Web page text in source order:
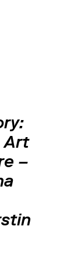
Art
–